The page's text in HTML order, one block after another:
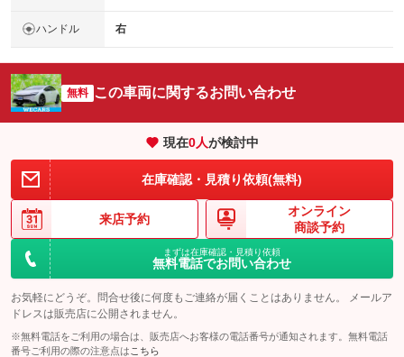
ハンドル 右
無料 この車両に関するお問い合わせ
現在0人が検討中
在庫確認・見積り依頼(無料)
来店予約
オンライン
商談予約
まずは在庫確認・見積り依頼
無料電話でお問い合わせ
お気軽にどうぞ。問合せ後に何度もご連絡が届くことはありません。 メールア
ドレスは販売店に公開されません。
※無料電話をご利用の場合は、販売店へお客様の電話番号が通知されます。無料電話
番号ご利用の際の注意点は こちら